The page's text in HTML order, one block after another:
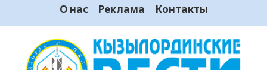
О нас Реклама Контакты